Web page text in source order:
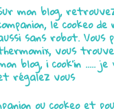
mon blog,
le cookeo
sans robot.
vous
blog, i cook'in .....
régalez vous
ou cookeo et